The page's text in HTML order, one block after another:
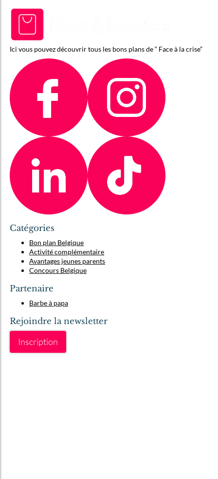
Ici vous pouvez découvrir tous les bons plans de “ Face à la crise”
Catégories
Bon plan Belgique
Activité complémentaire
Avantages jeunes parents
Concours Belgique
Partenaire
Barbe à papa
Rejoindre la newsletter
Inscription